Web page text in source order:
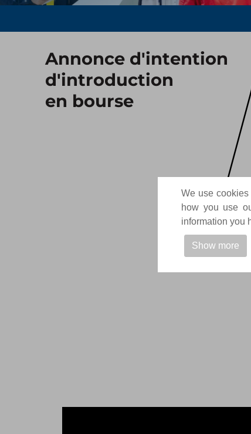
We use
how you use
information you
Show more
Annonce d'intention
d'introduction
en bourse